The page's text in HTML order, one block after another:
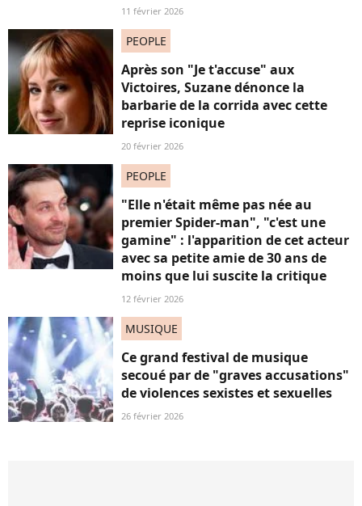
11 février 2026
PEOPLE
Après son "Je t'accuse" aux
Victoires, Suzane dénonce la
barbarie de la corrida avec cette
reprise iconique
20 février 2026
PEOPLE
"Elle n'était même pas née au
premier Spider-man", "c'est une
gamine" : l'apparition de cet acteur
avec sa petite amie de 30 ans de
moins que lui suscite la critique
12 février 2026
MUSIQUE
Ce grand festival de musique
secoué par de "graves accusations"
de violences sexistes et sexuelles
26 février 2026